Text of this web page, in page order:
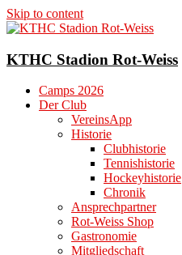
Skip to content
KTHC Stadion Rot-Weiss
Camps 2026
Der Club
VereinsApp
Historie
Clubhistorie
Tennishistorie
Hockeyhistorie
Chronik
Ansprechpartner
Rot-Weiss Shop
Gastronomie
Mitgliedschaft